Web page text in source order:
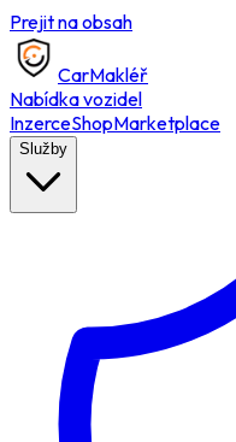
Prejit na obsah
CarMakléř
Nabídka vozidel
InzerceShopMarketplace
Služby